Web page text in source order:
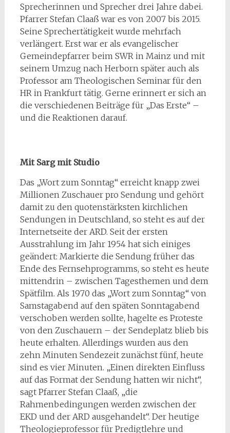
Sprecherinnen und Sprecher drei Jahre dabei.
Pfarrer Stefan Claaß war es von 2007 bis 2015.
Seine Sprechertätigkeit wurde mehrfach
verlängert. Erst war er als evangelischer
Gemeindepfarrer beim SWR in Mainz und mit
seinem Umzug nach Herborn später auch als
Professor am Theologischen Seminar für den
HR in Frankfurt tätig. Gerne erinnert er sich an
die verschiedenen Beiträge für „Das Erste“ –
und die Reaktionen darauf.
Mit Sarg mit Studio
Das „Wort zum Sonntag“ erreicht knapp zwei
Millionen Zuschauer pro Sendung und gehört
damit zu den quotenstärksten kirchlichen
Sendungen in Deutschland, so steht es auf der
Internetseite der ARD. Seit der ersten
Ausstrahlung im Jahr 1954 hat sich einiges
geändert: Markierte die Sendung früher das
Ende des Fernsehprogramms, so steht es heute
mittendrin – zwischen Tagesthemen und dem
Spätfilm. Als 1970 das „Wort zum Sonntag“ von
Samstagabend auf den späten Sonntagabend
verschoben werden sollte, hagelte es Proteste
von den Zuschauern – der Sendeplatz blieb bis
heute erhalten. Allerdings wurden aus den
zehn Minuten Sendezeit zunächst fünf, heute
sind es vier Minuten. „Einen direkten Einfluss
auf das Format der Sendung hatten wir nicht“,
sagt Pfarrer Stefan Claaß, „die
Rahmenbedingungen werden zwischen der
EKD und der ARD ausgehandelt“. Der heutige
Theologieprofessor für Predigtlehre und